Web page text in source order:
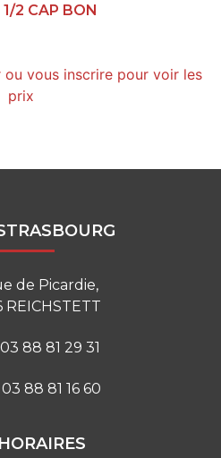
2 CAP BON
vous inscrire pour voir les
prix
de Picardie,
REICHSTETT
88 81 29 31
03 88 81 16 60